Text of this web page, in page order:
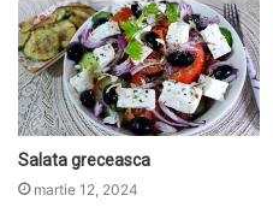
Salata greceasca
martie 12, 2024